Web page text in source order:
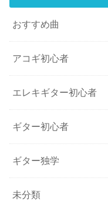
おすすめ曲
アコギ初心者
エレキギター初心者
ギター初心者
ギター独学
未分類